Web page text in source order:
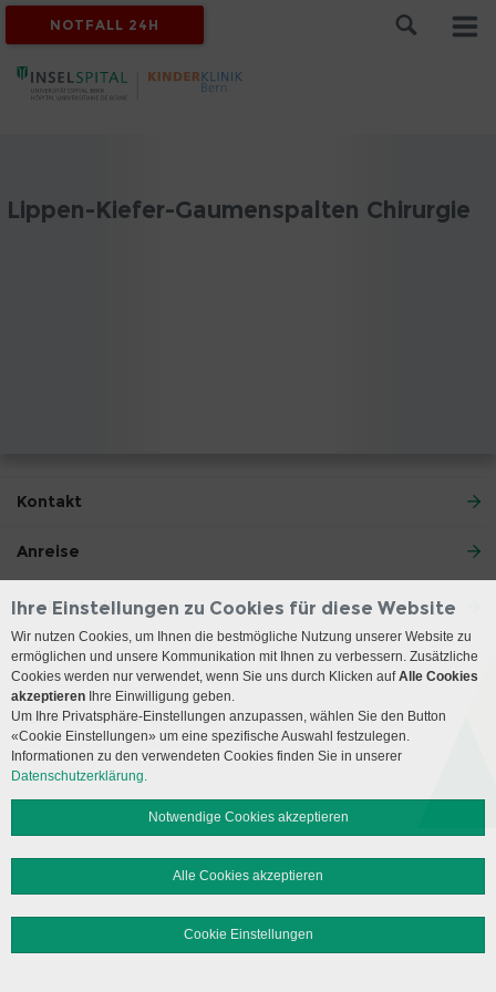
NOTFALL 24H
Lippen-Kiefer-Gaumenspalten Chirurgie
Kontakt
Anreise
Social Media
Impressum Disclaimer Datenschutz Sitemap
© 2026 Insel Gruppe AG
Ihre Einstellungen zu Cookies für diese Website
Wir nutzen Cookies, um Ihnen die bestmögliche Nutzung unserer Website zu
ermöglichen und unsere Kommunikation mit Ihnen zu verbessern. Zusätzliche
Cookies werden nur verwendet, wenn Sie uns durch Klicken aufAlle Cookies
akzeptieren Ihre Einwilligung geben.
Um Ihre Privatsphäre-Einstellungen anzupassen, wählen Sie den Button
«Cookie Einstellungen» um eine spezifische Auswahl festzulegen.
Informationen zu den verwendeten Cookies finden Sie in unserer
Datenschutzerklärung.
Notwendige Cookies akzeptieren
Alle Cookies akzeptieren
Cookie Einstellungen